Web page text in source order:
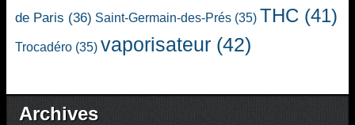
de Paris (36) Saint-Germain-des-Prés (35) THC (41)
Trocadéro (35) vaporisateur (42)
Archives